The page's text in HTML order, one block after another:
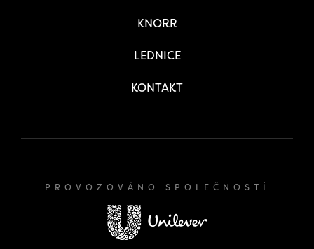
KNORR
LEDNICE
KONTAKT
PROVOZOVÁNO SPOLEČNOSTÍ